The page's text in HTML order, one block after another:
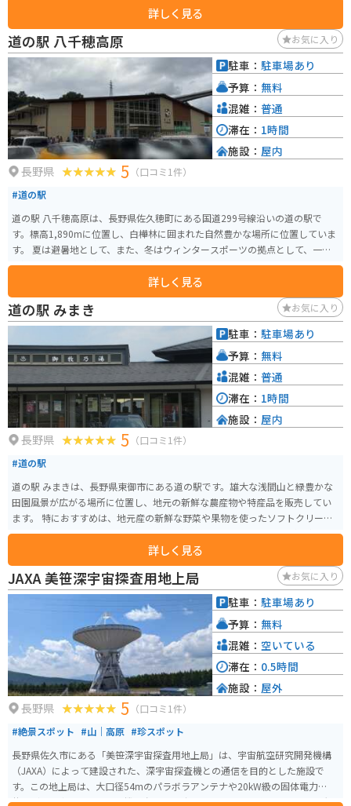
豆腐工房も併設されており、作りたての豆腐を購入できます。 バイクで訪れ
る場合、道の駅には広々とした駐車場が完備されているので安心です。ツー
リングの休憩ポイントとして最適です。周辺には、白樺湖や蓼科高原など、自
然豊かな観光スポットも点在しており、女神湖畔を散策するのもおすすめで
す。 お土産には、地元産のブルーベリーを使ったジャムやジュース、蓼科高
原牛乳を使ったお菓子などが人気です。
詳しく見る
道の駅 八千穂高原 お気に入り
長野県 5 （口コミ1件）
#道の駅
道の駅 八千穂高原は、長野県佐久穂町にある国道299号線沿いの道の駅で
す。標高1,890mに位置し、白樺林に囲まれた自然豊かな場所に位置していま
す。 夏は避暑地として、また、冬はウィンタースポーツの拠点として、一年
を通して多くの人が訪れます。 道の駅には、地元の農産物や特産品を販売す
る直売所、レストラン、休憩所などがあります。 レストランでは、地元の食
材を使った料理を味わうことができます。 また、周辺には、八千穂高原自然
園、白駒池、麦草峠など、自然豊かな観光スポットがたくさんあります。 白
駒池は、北八ヶ岳ロープウェイで手軽にアクセスでき、美しい景色が広がっ
ています。 麦草峠は国道299号線の最高地点であり、ビーナスラインの終点
地点でもあります。 標高2,127mの地点からは、雄大な景色を一望できます。
バイクで訪れる際は、峠道が多いため、運転には十分注意してください。 特
に冬期は路面凍結の恐れがあるため、タイヤチェーンなどの滑り止めは必須
です。 また、標高が高い場所のため、夏場でも気温が低い場合があります。
服装には注意し、防寒対策をしっかり行いましょう。 八千穂高原の特産品と
しては、高原野菜やきのこ、山菜などが挙げられます。 道の駅の直売所で購
す。 周辺には、そば屋さんも多くありますので、ぜひ味わってみてくださ
い。 道の駅 八千穂高原は、自然豊かな環境の中で、地元の特産品やグルメを
満喫できるスポットです。 周辺には、自然園、白駒池、麦草峠など、見どこ
ろもたくさんありますので、ぜひ訪れてみてください。
詳しく見る
駐車： 駐車場あり
予算： 無料
混雑： 普通
滞在： 1時間
施設： 屋内
道の駅 みまき お気に入り
長野県 5 （口コミ1件）
#道の駅
道の駅 みまきは、長野県東御市にある道の駅です。雄大な浅間山と緑豊かな
田園風景が広がる場所に位置し、地元の新鮮な農産物や特産品を販売してい
ます。 特におすすめは、地元産の新鮮な野菜や果物を使ったソフトクリーム
やジェラートです。また、地元産のそば粉を使った手打ちそばも人気があり
ます。バイクで訪れる際は、道の駅の駐車場にバイク専用の駐車スペースが
あるので安心です。 道の駅 みまきは、雄大な自然と美味しいグルメが楽しめ
る場所として、多くの観光客に人気があります。ドライブやツーリングの休憩
に、ぜひお立ち寄りください。
詳しく見る
駐車： 駐車場あり
予算： 無料
混雑： 普通
滞在： 1時間
施設： 屋内
JAXA 美笹深宇宙探査用地上局 お気に入り
長野県 5 （口コミ1件）
#絶景スポット #山｜高原 #珍スポット
長野県佐久市にある「美笹深宇宙探査用地上局」は、宇宙航空研究開発機構
（JAXA）によって建設された、深宇宙探査機との通信を目的とした施設で
す。この地上局は、大口径54mのパラボラアンテナや20kW級の固体電力増幅
装置（SSPA）、2つの受信機を含む最先端のシステムで構成されており、大
駐車： 駐車場あり
予算： 無料
混雑： 空いている
滞在： 0.5時間
施設： 屋外